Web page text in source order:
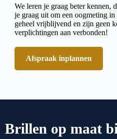
We leren je graag beter kennen,
je graag uit om een oogmeting
geheel vrijblijvend en zijn geen
verplichtingen aan verbonden!
Afspraak inplannen
Brillen op maat